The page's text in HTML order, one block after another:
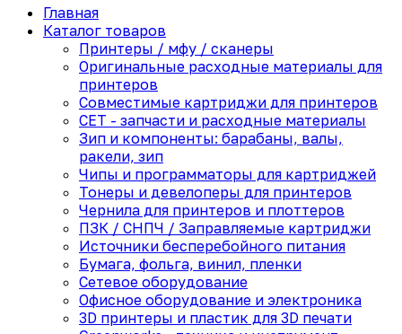
Главная
Каталог товаров
Принтеры / мфу / сканеры
Оригинальные расходные материалы для
принтеров
Совместимые картриджи для принтеров
CET - запчасти и расходные материалы
Зип и компоненты: барабаны, валы,
ракели, зип
Чипы и программаторы для картриджей
Тонеры и девелоперы для принтеров
Чернила для принтеров и плоттеров
ПЗК / СНПЧ / Заправляемые картриджи
Источники бесперебойного питания
Бумага, фольга, винил, пленки
Сетевое оборудование
Офисное оборудование и электроника
3D принтеры и пластик для 3D печати